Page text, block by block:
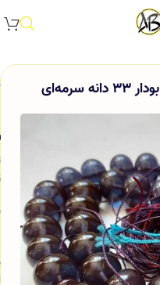
تسبیح سندلوس اصل دوپوست بودار 33 دانه سرمه‌ای